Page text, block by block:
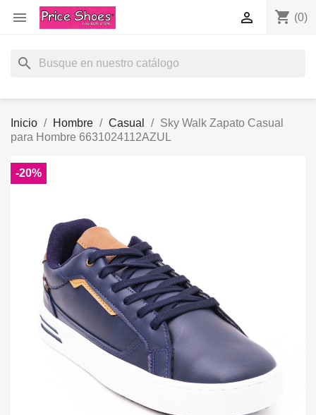
 shopping_cart (0)

search
Inicio Hombre Casual
Sky Walk Zapato Casual
para Hombre 6631024112AZUL
-20%